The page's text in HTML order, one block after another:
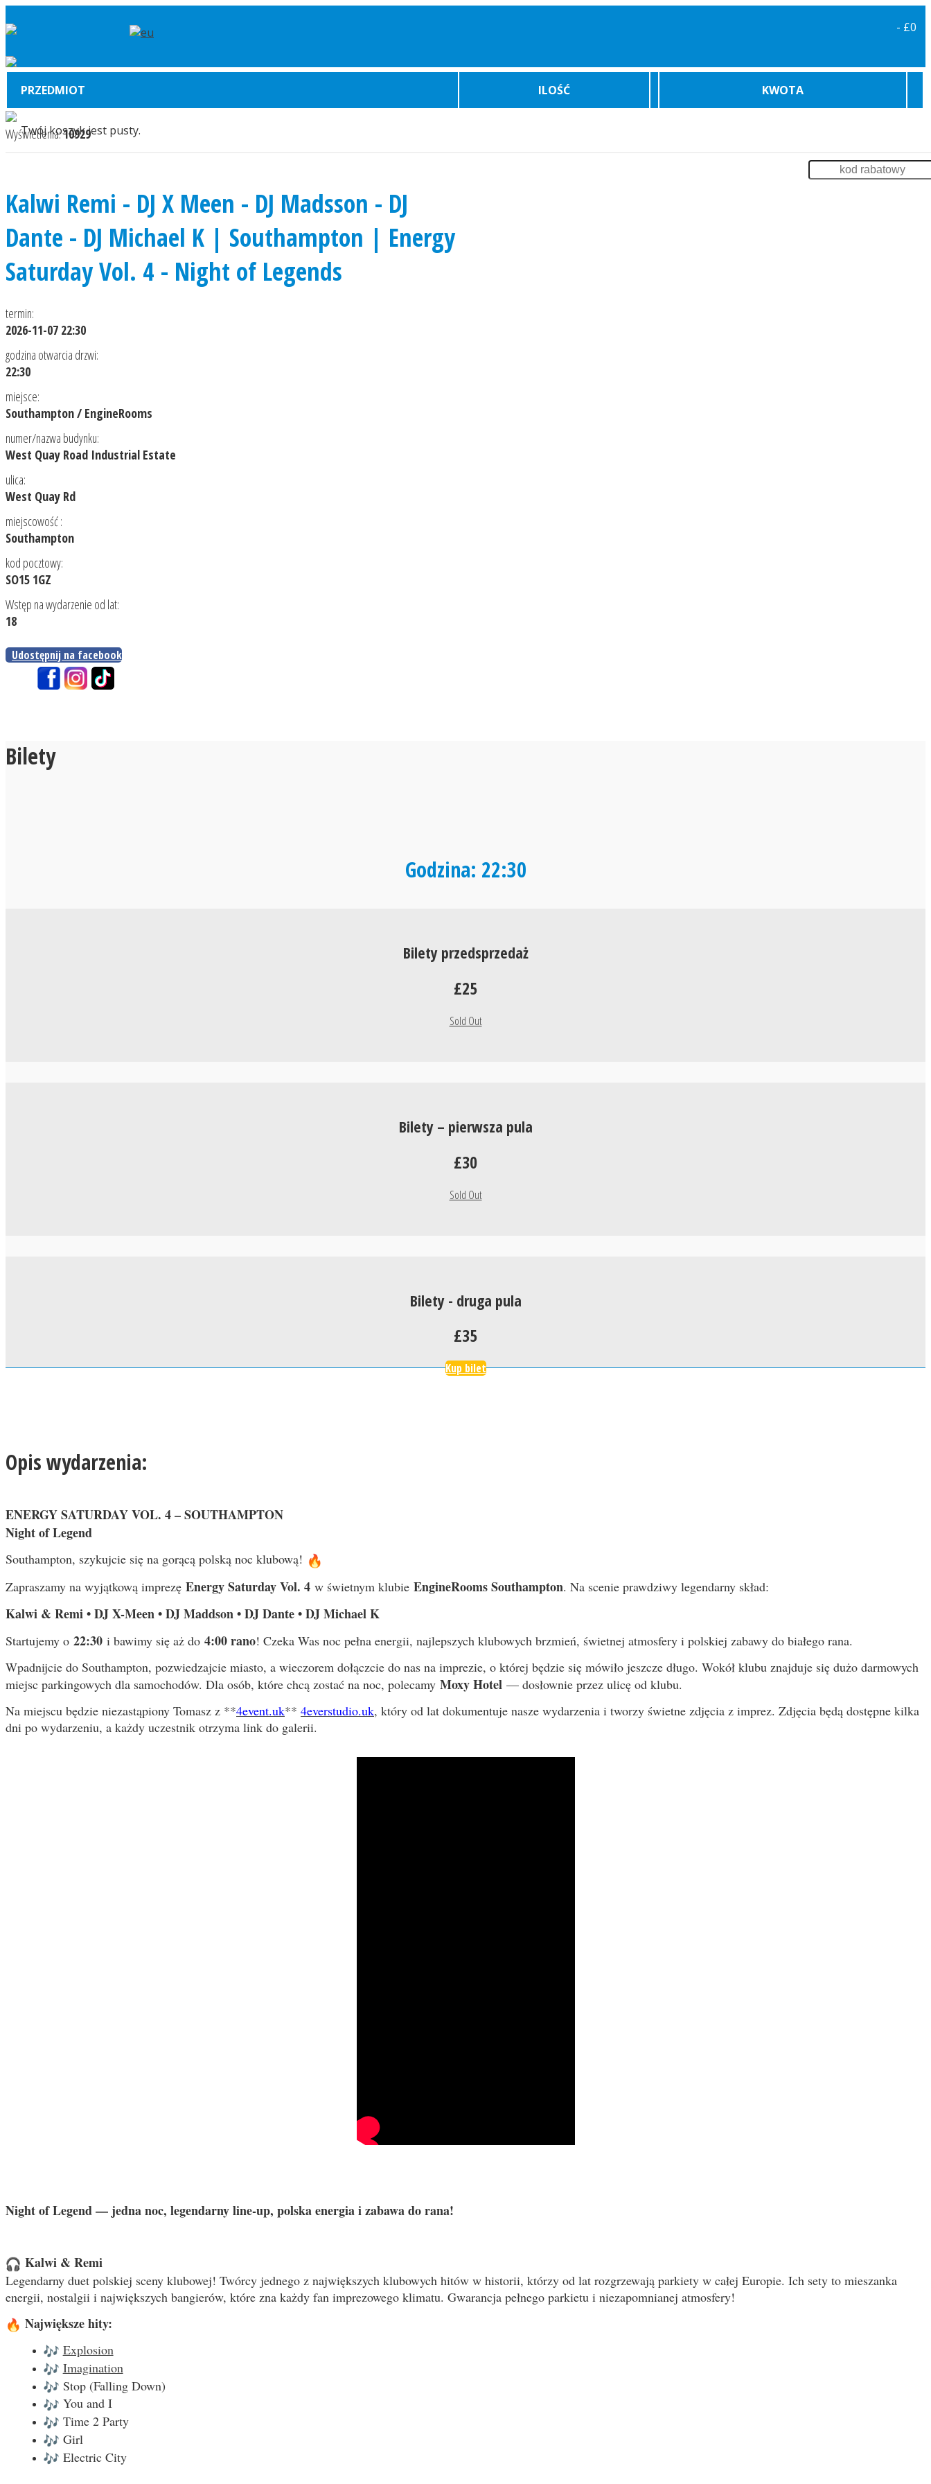
- £0
PRZEDMIOT ILOŚĆ KWOTA
Twój koszyk jest pusty.
Wyświetlenia:10929
Kalwi Remi - DJ X Meen - DJ Madsson - DJ
Dante - DJ Michael K | Southampton | Energy
Saturday Vol. 4 - Night of Legends
termin:
2026-11-07 22:30
godzina otwarcia drzwi:
22:30
miejsce:
Southampton / EngineRooms
numer/nazwa budynku:
West Quay Road Industrial Estate
ulica:
West Quay Rd
miejscowość :
Southampton
kod pocztowy:
SO15 1GZ
Wstęp na wydarzenie od lat:
18
Udostępnij na facebook
Bilety
Godzina: 22:30
Bilety przedsprzedaż
£25
Sold Out
Bilety – pierwsza pula
£30
Sold Out
Bilety - druga pula
£35
Kup bilet
Opis wydarzenia:
ENERGY SATURDAY VOL. 4 – SOUTHAMPTON
Night of Legend
Southampton, szykujcie się na gorącą polską noc klubową!
Zapraszamy na wyjątkową imprezę Energy Saturday Vol. 4 w świetnym klubie EngineRooms Southampton. Na scenie prawdziwy legendarny skład:
Kalwi & Remi • DJ X-Meen • DJ Maddson • DJ Dante • DJ Michael K
Startujemy o 22:30 i bawimy się aż do 4:00 rano! Czeka Was noc pełna energii, najlepszych klubowych brzmień, świetnej atmosfery i polskiej zabawy do białego rana.
Wpadnijcie do Southampton, pozwiedzajcie miasto, a wieczorem dołączcie do nas na imprezie, o której będzie się mówiło jeszcze długo. Wokół klubu znajduje się dużo darmowych
miejsc parkingowych dla samochodów. Dla osób, które chcą zostać na noc, polecamy Moxy Hotel — dosłownie przez ulicę od klubu.
Na miejscu będzie niezastąpiony Tomasz z **4event.uk** 4everstudio.uk, który od lat dokumentuje nasze wydarzenia i tworzy świetne zdjęcia z imprez. Zdjęcia będą dostępne kilka
dni po wydarzeniu, a każdy uczestnik otrzyma link do galerii.
Night of Legend — jedna noc, legendarny line-up, polska energia i zabawa do rana!
Kalwi & Remi
Legendarny duet polskiej sceny klubowej! Twórcy jednego z największych klubowych hitów w historii, którzy od lat rozgrzewają parkiety w całej Europie. Ich sety to mieszanka
energii, nostalgii i największych bangierów, które zna każdy fan imprezowego klimatu. Gwarancja pełnego parkietu i niezapomnianej atmosfery!
Największe hity:
Explosion
Imagination
Stop (Falling Down)
You and I
Time 2 Party
Girl
Electric City